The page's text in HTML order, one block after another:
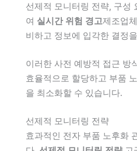
선제적 모니터링 전략, 구성
여 실시간 위험 경고제조업
비하고 정보에 입각한 결정
이러한 사전 예방적 접근 방
효율적으로 할당하고 부품
을 최소화할 수 있습니다.
선제적 모니터링 전략
효과적인 전자 부품 노후화